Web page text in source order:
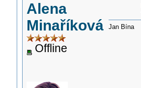
Alena
Minaříková
Offline
Jan Bína